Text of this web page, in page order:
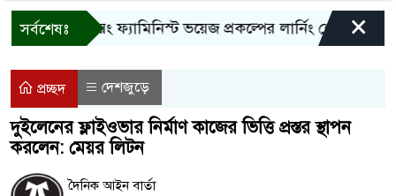
সর্বশেষঃইয়ং ফ্যামিনিস্ট ভয়েজ প্রকল্পের লার্নিং শেয়ারিং ×
প্রচ্ছদ দেশজুড়ে
দুইলেনের ফ্লাইওভার নির্মাণ কাজের ভিত্তি প্রস্তর স্থাপন
করলেন: মেয়র লিটন
দৈনিক আইন বার্তা